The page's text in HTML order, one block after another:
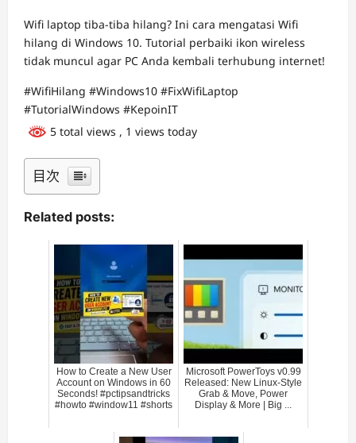
Wifi laptop tiba-tiba hilang? Ini cara mengatasi Wifi
hilang di Windows 10. Tutorial perbaiki ikon wireless
tidak muncul agar PC Anda kembali terhubung internet!
#WifiHilang #Windows10 #FixWifiLaptop
#TutorialWindows #KepoinIT
5 total views , 1 views today
目次
Related posts:
How to Create a New User
Account on Windows in 60
Seconds! #pctipsandtricks
#howto #window11 #shorts
Microsoft PowerToys v0.99
Released: New Linux-Style
Grab & Move, Power
Display & More | Big ...